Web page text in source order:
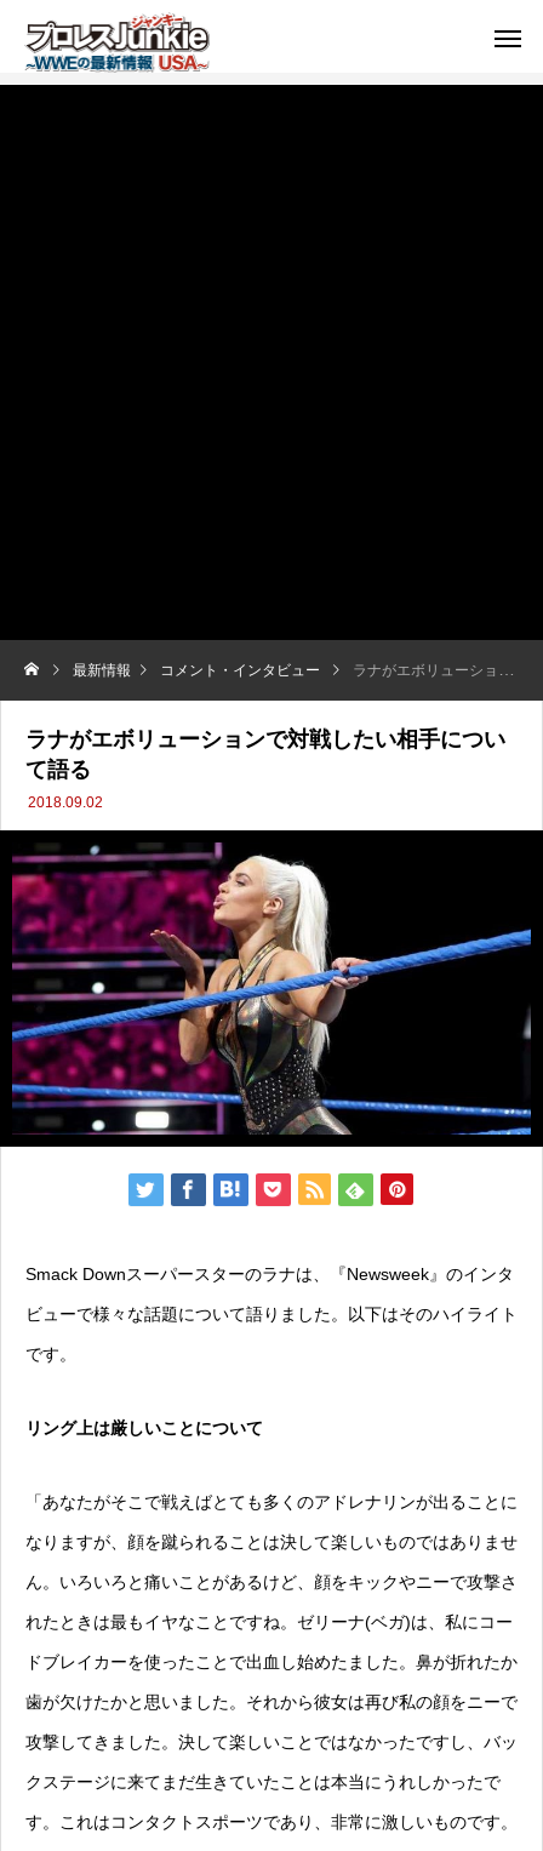
最新情報 コメント・インタビュー ラナがエボリューションで対戦したい相手について語る
ラナがエボリューションで対戦したい相手につい
て語る
2018.09.02
Smack Downスーパースターのラナは、『Newsweek』のインタ
ビューで様々な話題について語りました。以下はそのハイライト
です。
リング上は厳しいことについて
「あなたがそこで戦えばとても多くのアドレナリンが出ることに
なりますが、顔を蹴られることは決して楽しいものではありませ
ん。いろいろと痛いことがあるけど、顔をキックやニーで攻撃さ
れたときは最もイヤなことですね。ゼリーナ(ベガ)は、私にコー
ドブレイカーを使ったことで出血し始めたました。鼻が折れたか
歯が欠けたかと思いました。それから彼女は再び私の顔をニーで
攻撃してきました。決して楽しいことではなかったですし、バッ
クステージに来てまだ生きていたことは本当にうれしかったで
す。これはコンタクトスポーツであり、非常に激しいものです。